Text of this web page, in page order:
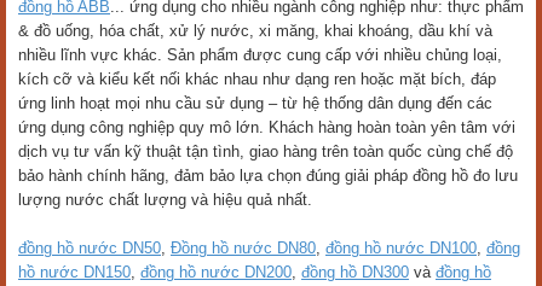
đồng hồ ABB... ứng dụng cho nhiều ngành công nghiệp như: thực phẩm
& đồ uống, hóa chất, xử lý nước, xi măng, khai khoáng, dầu khí và
nhiều lĩnh vực khác. Sản phẩm được cung cấp với nhiều chủng loại,
kích cỡ và kiểu kết nối khác nhau như dạng ren hoặc mặt bích, đáp
ứng linh hoạt mọi nhu cầu sử dụng – từ hệ thống dân dụng đến các
ứng dụng công nghiệp quy mô lớn. Khách hàng hoàn toàn yên tâm với
dịch vụ tư vấn kỹ thuật tận tình, giao hàng trên toàn quốc cùng chế độ
bảo hành chính hãng, đảm bảo lựa chọn đúng giải pháp đồng hồ đo lưu
lượng nước chất lượng và hiệu quả nhất.
đồng hồ nước DN50, Đồng hồ nước DN80, đồng hồ nước DN100, đồng
hồ nước DN150, đồng hồ nước DN200, đồng hồ DN300 và đồng hồ